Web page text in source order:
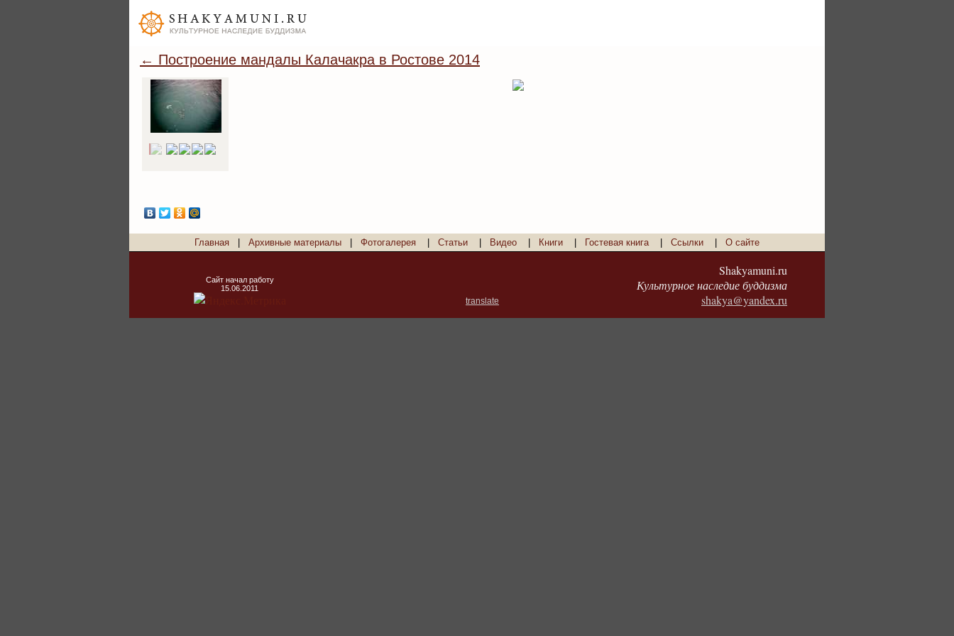
← Построение мандалы Калачакра в Ростове 2014
Главная Архивные материалы Фотогалерея Статьи Видео Книги Гостевая книга| Ссылки О сайте
Сайт начал работу
15.06.2011
translate
Shakyamuni.ru
Культурное наследие буддизма
shakya@yandex.ru